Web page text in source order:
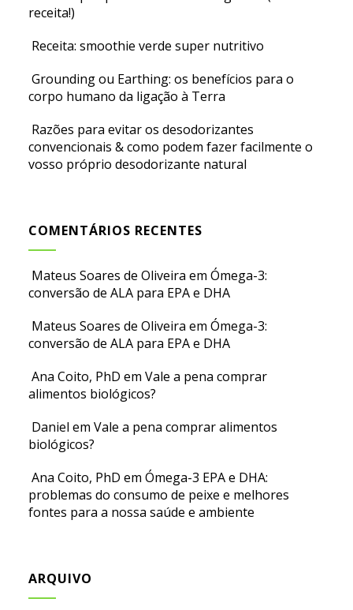
receita!)
Receita: smoothie verde super nutritivo
Grounding ou Earthing: os benefícios para o
corpo humano da ligação à Terra
Razões para evitar os desodorizantes
convencionais & como podem fazer facilmente o
vosso próprio desodorizante natural
COMENTÁRIOS RECENTES
Mateus Soares de Oliveira emÓmega-3:
conversão de ALA para EPA e DHA
Mateus Soares de Oliveira emÓmega-3:
conversão de ALA para EPA e DHA
Ana Coito, PhD emVale a pena comprar
alimentos biológicos?
Daniel emVale a pena comprar alimentos
biológicos?
Ana Coito, PhD emÓmega-3 EPA e DHA:
problemas do consumo de peixe e melhores
fontes para a nossa saúde e ambiente
ARQUIVO